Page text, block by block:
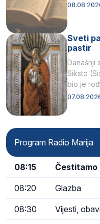
Sveti
pastir
Današnji
Siksto
bio je
afričkim…
Program Radio Marija
08:15 Čestitamo
08:20 Glazba
08:30 Vijesti,